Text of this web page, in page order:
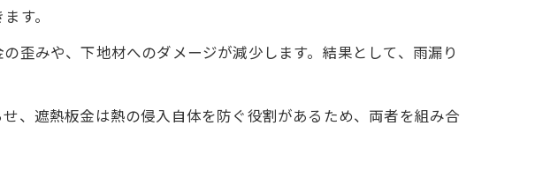
す。
歪みや、下地材へのダメージが減少します。結果として、雨漏り
、遮熱板金は熱の侵入自体を防ぐ役割があるため、両者を組み合